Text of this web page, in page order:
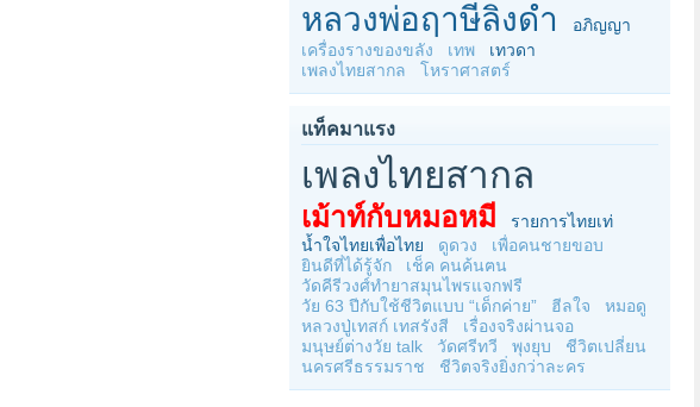
หลวงพ่อฤาษีลิงดำ
อภิญญา
เครื่องรางของขลัง
เทพ
เทวดา
เพลงไทยสากล
โหราศาสตร์
แท็คมาแรง
เพลงไทยสากล
เม้าท์กับหมอหมี
รายการไทยเท่
น้ำใจไทยเพื่อไทย
ดูดวง
เพื่อคนชายขอบ
ยินดีที่ได้รู้จัก
เช็ค คนค้นฅน
วัดคีรีวงศ์ทำยาสมุนไพรแจกฟรี
วัย 63 ปีกับใช้ชีวิตแบบ “เด็กค่าย”
ฮีลใจ
หมอดู
หลวงปู่เทสก์ เทสรังสี
เรื่องจริงผ่านจอ
มนุษย์ต่างวัย talk
วัดศรีทวี พุงยุบ
ชีวิตเปลี่ยน
นครศรีธรรมราช
ชีวิตจริงยิ่งกว่าละคร